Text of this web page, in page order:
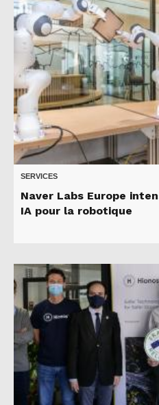
SERVICES
Naver Labs Europe
IA pour la robotique